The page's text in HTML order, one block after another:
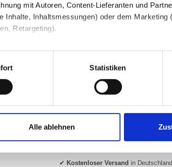
mit Autoren, Content-Lieferanten und
Inhalte, Inhaltsmessungen) oder dem Marketing
Retargeting).
nachlesen. Über den Link "Cookies" am
und die von Ihnen gewünschten
willigen Sie in die Verarbeitung Ihrer
Statistiken
Alle ablehnen
Beratung und Support:
Unsere Glas-Experten beraten Sie
Mo–Fr von 08:00–16:00 Uhr für Sie da.
✔ Kostenloser Versand in Deutschland